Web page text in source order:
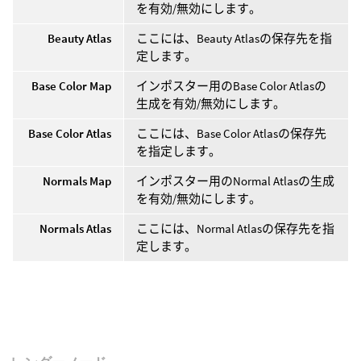
を有効/無効にします。
Beauty Atlas
ここには、Beauty Atlasの保存先を指
定します。
Base Color Map
インポスター用のBase Color Atlasの
生成を有効/無効にします。
Base Color Atlas
ここには、Base Color Atlasの保存先
を指定します。
Normals Map
インポスター用のNormal Atlasの生成
を有効/無効にします。
Normals Atlas
ここには、Normal Atlasの保存先を指
定します。